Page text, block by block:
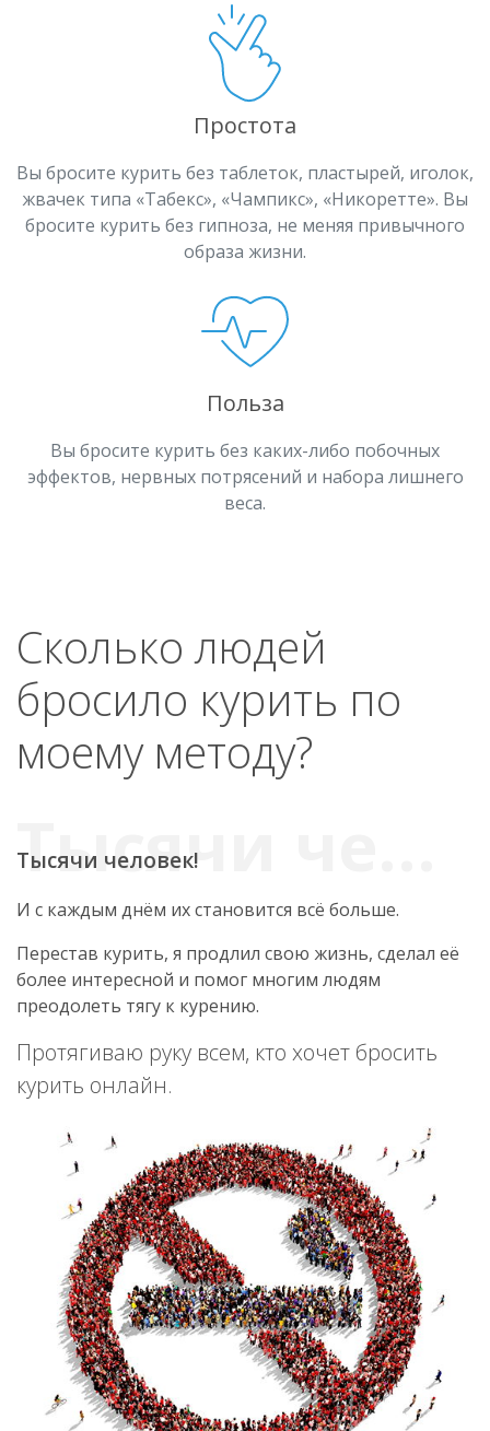
Простота
Вы бросите курить без таблеток, пластырей, иголок,
жвачек типа «Табекс», «Чампикс», «Никоретте». Вы
бросите курить без гипноза, не меняя привычного
образа жизни.
Польза
Вы бросите курить без каких-либо побочных
эффектов, нервных потрясений и набора лишнего
веса.
Сколько людей
бросило курить по
моему методу?
Тысячи человек!
И с каждым днём их становится всё больше.
Перестав курить, я продлил свою жизнь, сделал её
более интересной и помог многим людям
преодолеть тягу к курению.
Протягиваю руку всем, кто хочет бросить
курить онлайн.